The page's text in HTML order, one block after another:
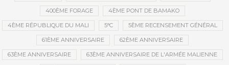
400ÈME FORAGE 4ÈME PONT DE BAMAKO
4ÈME RÉPUBLIQUE DU MALI 5°C 5ÈME RECENSEMENT GÉNÉRAL
61ÈME ANNIVERSAIRE 62ÈME ANNIVERSAIRE
63ÈME ANNIVERSAIRE 63ÈME ANNIVERSAIRE DE L'ARMÉE MALIENNE